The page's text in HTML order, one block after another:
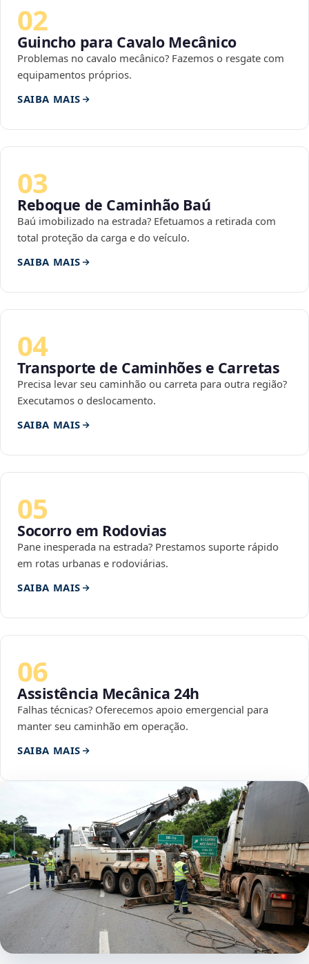
02
Guincho para Cavalo Mecânico
Problemas no cavalo mecânico? Fazemos o resgate com
equipamentos próprios.
SAIBA MAIS
03
Reboque de Caminhão Baú
Baú imobilizado na estrada? Efetuamos a retirada com
total proteção da carga e do veículo.
SAIBA MAIS
04
Transporte de Caminhões e Carretas
Precisa levar seu caminhão ou carreta para outra região?
Executamos o deslocamento.
SAIBA MAIS
05
Socorro em Rodovias
Pane inesperada na estrada? Prestamos suporte rápido
em rotas urbanas e rodoviárias.
SAIBA MAIS
06
Assistência Mecânica 24h
Falhas técnicas? Oferecemos apoio emergencial para
manter seu caminhão em operação.
SAIBA MAIS